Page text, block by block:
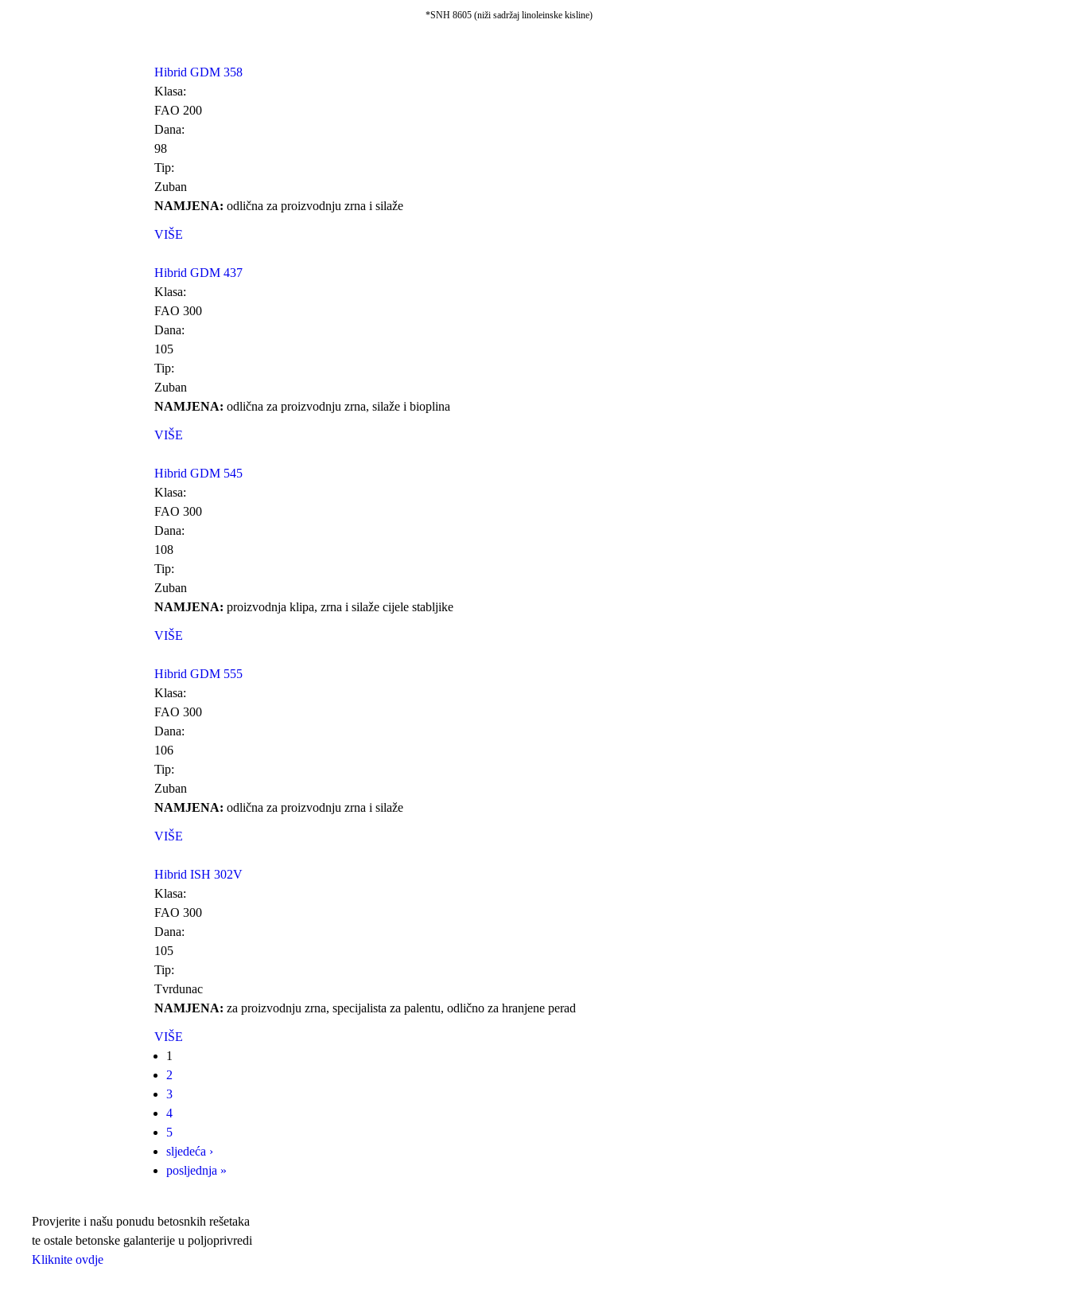
*SNH 8605 (niži sadržaj linoleinske kisline)
Hibrid GDM 358
Klasa:
FAO 200
Dana:
98
Tip:
Zuban
NAMJENA: odlična za proizvodnju zrna i silaže
VIŠE
Hibrid GDM 437
Klasa:
FAO 300
Dana:
105
Tip:
Zuban
NAMJENA: odlična za proizvodnju zrna, silaže i bioplina
VIŠE
Hibrid GDM 545
Klasa:
FAO 300
Dana:
108
Tip:
Zuban
NAMJENA: proizvodnja klipa, zrna i silaže cijele stabljike
VIŠE
Hibrid GDM 555
Klasa:
FAO 300
Dana:
106
Tip:
Zuban
NAMJENA: odlična za proizvodnju zrna i silaže
VIŠE
Hibrid ISH 302V
Klasa:
FAO 300
Dana:
105
Tip:
Tvrdunac
NAMJENA: za proizvodnju zrna, specijalista za palentu, odlično za hranjene perad
VIŠE
Stranice
1
2
3
4
5
sljedeća ›
posljednja »
Provjerite i našu ponudu betosnkih rešetaka
te ostale betonske galanterije u poljoprivredi
Kliknite ovdje